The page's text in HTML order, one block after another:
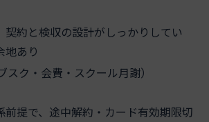
契約と検収の設計がしっかりしてい
地あり
スク・会費・スクール月謝）
前提で、途中解約・カード有効期限切